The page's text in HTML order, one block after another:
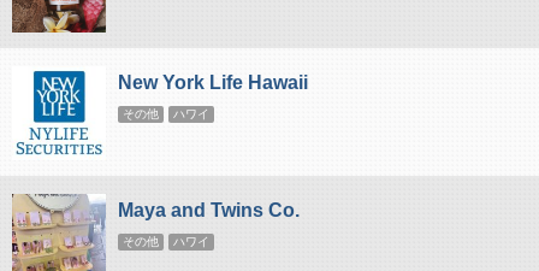
New York Life Hawaii
その他 ハワイ
Maya and Twins Co.
その他 ハワイ